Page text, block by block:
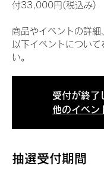
付33,000円(税込み)
商品やイベントの詳細
以下イベントについ
い。
受付が終了
他のイベン
抽選受付期間